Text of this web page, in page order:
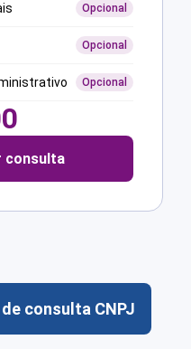
Opcional
Opcional
Opcional
consulta
consulta CNPJ